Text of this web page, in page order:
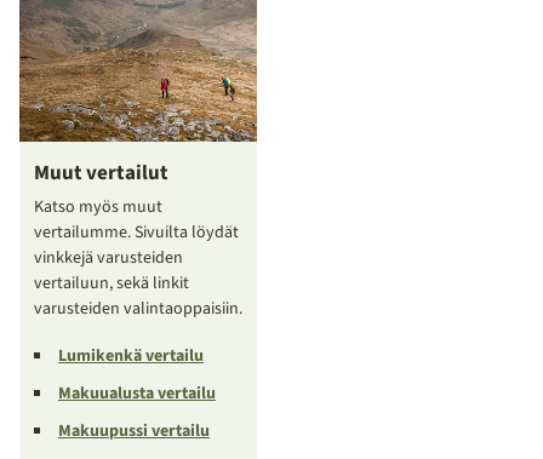
Muut vertailut
Katso myös muut
vertailumme. Sivuilta löydät
vinkkejä varusteiden
vertailuun, sekä linkit
varusteiden valintaoppaisiin.
Lumikenkä vertailu
Makuualusta vertailu
Makuupussi vertailu